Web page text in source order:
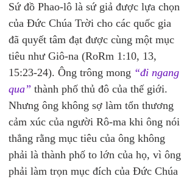
Sứ đồ Phao-lô là sứ giả được lựa chọn
của Đức Chúa Trời cho các quốc gia
đã quyết tâm đạt được cùng một mục
tiêu như Giô-na (RoRm 1:10, 13,
15:23-24). Ông trông mong “đi ngang
qua” thành phố thủ đô của thế giới.
Nhưng ông không sợ làm tổn thương
cảm xúc của người Rô-ma khi ông nói
thẳng rằng mục tiêu của ông không
phải là thành phố to lớn của họ, vì ông
phải làm trọn mục đích của Đức Chúa